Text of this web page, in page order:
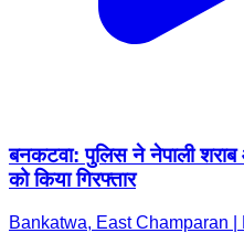
बनकटवा: पुलिस ने नेपाली
को किया गिरफ्तार
Bankatwa, East Champaran |